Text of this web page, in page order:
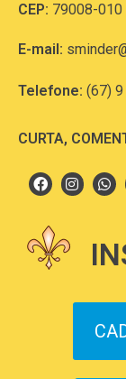
CEP: 79008-010
E-mail:
Telefone: (67)
CURTA,